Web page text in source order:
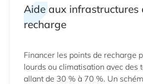
Aide aux infrastructures
recharge
Financer les points de recharge
lourds ou climatisation avec des
allant de 30 % à 70 %. Un